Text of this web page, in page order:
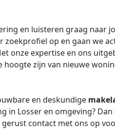
en luisteren graag naar
zoekprofiel op en gaan we
onze expertise en ons
hoogte zijn van nieuwe
en deskundige
in Losser en omgeving? Dan
gerust contact met ons op